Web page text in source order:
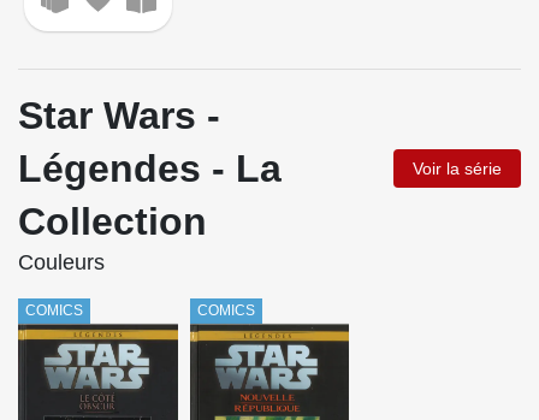
Star Wars -
Légendes - La
Collection
Voir la série
Couleurs
COMICS COMICS